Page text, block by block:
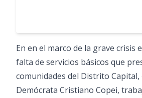
En en el marco de la grave crisis
falta de servicios básicos que
comunidades del Distrito Capital,
Demócrata Cristiano Copei,